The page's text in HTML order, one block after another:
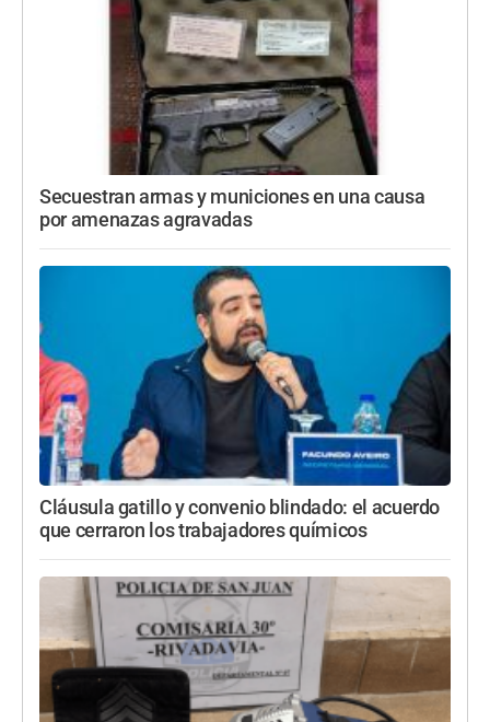
Secuestran armas y municiones en una causa
por amenazas agravadas
Cláusula gatillo y convenio blindado: el acuerdo
que cerraron los trabajadores químicos